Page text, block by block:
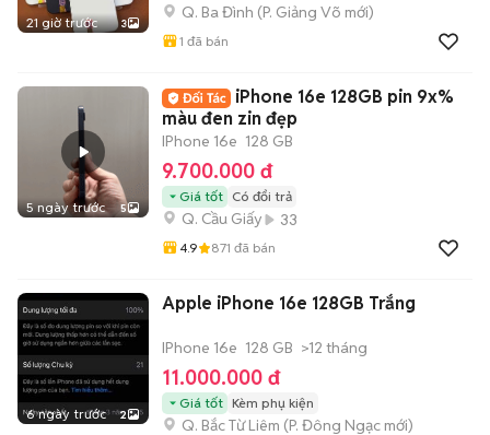
21 giờ trước 3
Q. Ba Đình (P. Giảng Võ mới)
1 đã bán
5 ngày trước 5
iPhone 16e 128GB pin 9x%
màu đen zin đẹp
IPhone 16e 128 GB
9.700.000 đ
Giá tốt Có đổi trả
Q. Cầu Giấy 33
4.9 871 đã bán
6 ngày trước 2
Apple iPhone 16e 128GB Trắng
IPhone 16e 128 GB >12 tháng
11.000.000 đ
Giá tốt Kèm phụ kiện
Q. Bắc Từ Liêm (P. Đông Ngạc mới)